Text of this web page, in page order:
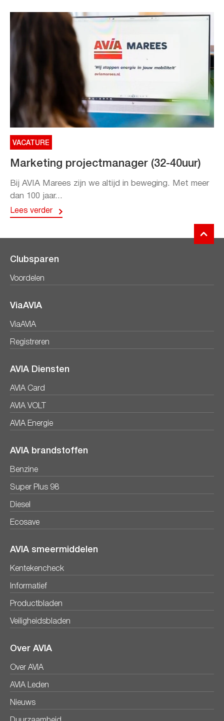
VACATURE
Marketing projectmanager (32-40uur)
Bij AVIA Marees zijn we altijd in beweging. Met meer
dan 100 jaar...
Lees verder
Clubsparen
Voordelen
ViaAVIA
ViaAVIA
Registreren
AVIA Diensten
AVIA Card
AVIA VOLT
AVIA Energie
AVIA brandstoffen
Benzine
Super Plus 98
Diesel
Ecosave
AVIA smeermiddelen
Kentekencheck
Informatief
Productbladen
Veiligheidsbladen
Over AVIA
Over AVIA
AVIA Leden
Nieuws